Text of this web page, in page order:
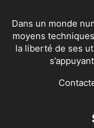
Dans un monde
moyens
la liberté de ses